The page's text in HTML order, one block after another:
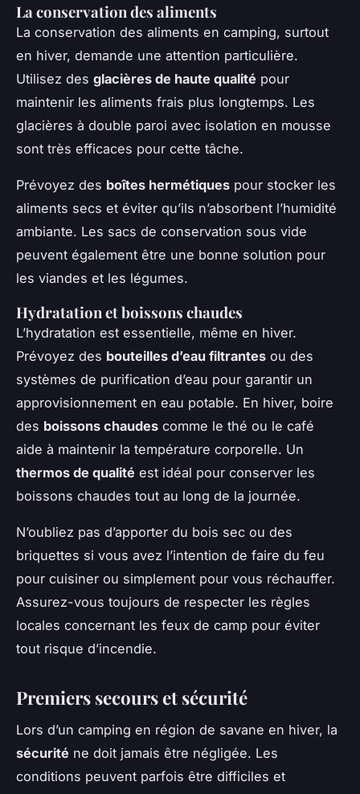
La conservation des aliments
La conservation des aliments en camping, surtout
en hiver, demande une attention particulière.
Utilisez des glacières de haute qualité pour
maintenir les aliments frais plus longtemps. Les
glacières à double paroi avec isolation en mousse
sont très efficaces pour cette tâche.
Prévoyez des boîtes hermétiques pour stocker les
aliments secs et éviter qu’ils n’absorbent l’humidité
ambiante. Les sacs de conservation sous vide
peuvent également être une bonne solution pour
les viandes et les légumes.
Hydratation et boissons chaudes
L’hydratation est essentielle, même en hiver.
Prévoyez des bouteilles d’eau filtrantes ou des
systèmes de purification d’eau pour garantir un
approvisionnement en eau potable. En hiver, boire
des boissons chaudes comme le thé ou le café
aide à maintenir la température corporelle. Un
thermos de qualité est idéal pour conserver les
boissons chaudes tout au long de la journée.
N’oubliez pas d’apporter du bois sec ou des
briquettes si vous avez l’intention de faire du feu
pour cuisiner ou simplement pour vous réchauffer.
Assurez-vous toujours de respecter les règles
locales concernant les feux de camp pour éviter
tout risque d’incendie.
Premiers secours et sécurité
Lors d’un camping en région de savane en hiver, la
sécurité ne doit jamais être négligée. Les
conditions peuvent parfois être difficiles et